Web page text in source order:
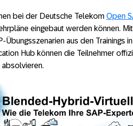
bei der Deutsche Telekom Open
eingebaut werden können.
Übungsszenarien aus den Trainings
Hub können die Teilnehmer